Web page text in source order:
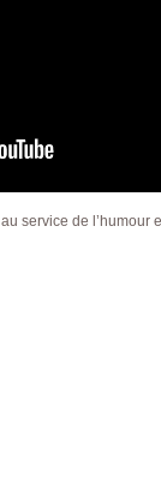
service de